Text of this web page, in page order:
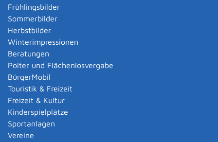
Frühlingsbilder
Sommerbilder
Herbstbilder
Winterimpressionen
Beratungen
Polter und Flächenlosvergabe
BürgerMobil
Touristik & Freizeit
Freizeit & Kultur
Kinderspielplätze
Sportanlagen
Vereine
Wenn Sie ein Kind haben, das jünger als 14 Jahre
ist und in Ihrem Haushalt lebt, erhalten Sie
zusätzlich einen Kinderbetreuungszuschlag in Höhe
von 160 EUR für jedes Kind.
Auch wenn Sie während Ihrer Schulzeit zum Beispiel ein
Jahr im Ausland verbringen, können Sie BAföG erhalten.
Bei einem Auslandsaufenthalt werden Zuschläge zu den
Reisekosten für die Hin- und Rückreise gewährt.
Folgende Beträge werden angerechnet, das heißt, sie
verringern Ihren BAföG-Bedarf:
Das Einkommen Ihrer Eltern sowie Ihrer Ehefrau